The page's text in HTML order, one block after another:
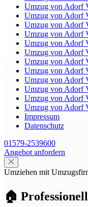
Umzug von Adorf
Umzug von Adorf
Umzug von Adorf
Umzug von Adorf
Umzug von Adorf
Umzug von Adorf
Umzug von Adorf
Umzug von Adorf
Umzug von Adorf
Umzug von Adorf
Umzug von Adorf
Umzug von Adorf
Impressum
Datenschutz
01579-2539600
Angebot anfordern
Umziehen mit
🏠